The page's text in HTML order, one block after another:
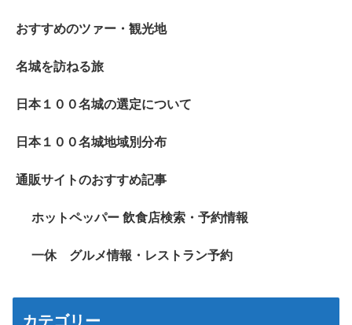
おすすめのツァー・観光地
名城を訪ねる旅
日本１００名城の選定について
日本１００名城地域別分布
通販サイトのおすすめ記事
ホットペッパー 飲食店検索・予約情報
一休 グルメ情報・レストラン予約
カテゴリー